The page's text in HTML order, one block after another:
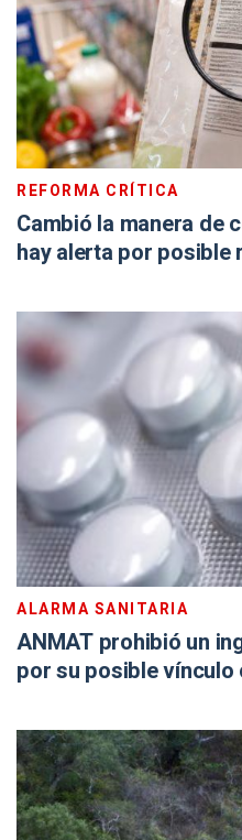
REFORMA CRÍTICA
Cambió la manera de
hay alerta por posible
ALARMA SANITARIA
ANMAT prohibió un
por su posible vínculo